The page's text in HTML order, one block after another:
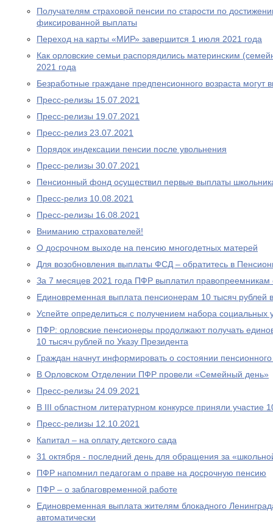
Получателям страховой пенсии по старости по
фиксированной выплаты
Переход на карты «МИР» завершится 1 июля 2021 года
Как орловские семьи распорядились материнским
2021 года
Безработные граждане предпенсионного возраста
Пресс-релизы 15.07.2021
Пресс-релизы 19.07.2021
Пресс-релиз 23.07.2021
Порядок индексации пенсии после увольнения
Пресс-релизы 30.07.2021
Пенсионный фонд осуществил первые выплаты
Пресс-релиз 10.08.2021
Пресс-релизы 16.08.2021
Вниманию страхователей!
О досрочном выходе на пенсию многодетных матерей
Для возобновления выплаты ФСД – обратитесь в
За 7 месяцев 2021 года ПФР выплатил
Единовременная выплата пенсионерам 10 тысяч рублей
Успейте определиться с получением набора социальных
ПФР: орловские пенсионеры продолжают получать
10 тысяч рублей по Указу Президента
Граждан начнут информировать о состоянии
В Орловском Отделении ПФР провели «Семейный день»
Пресс-релизы 24.09.2021
В III областном литературном конкурсе приняли участие
Пресс-релизы 12.10.2021
Капитал – на оплату детского сада
31 октября - последний день для обращения за
ПФР напомнил педагогам о праве на досрочную пенсию
ПФР – о заблаговременной работе
Единовременная выплата жителям блокадного
автоматически